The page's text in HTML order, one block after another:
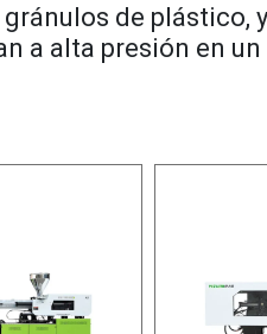
de plástico,
a alta presión en un